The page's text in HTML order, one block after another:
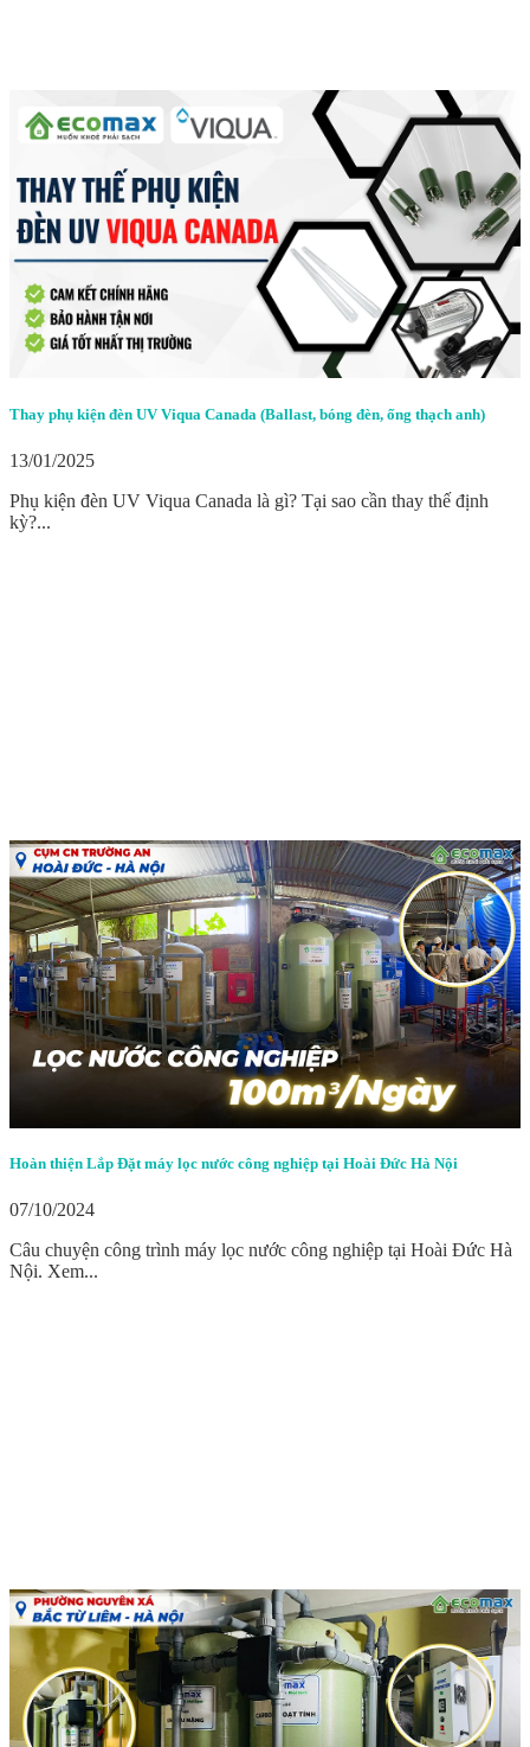
Thay phụ kiện đèn UV Viqua Canada (Ballast, bóng đèn, ống thạch anh)
13/01/2025
Phụ kiện đèn UV Viqua Canada là gì? Tại sao cần thay thế định
kỳ?...
Hoàn thiện Lắp Đặt máy lọc nước công nghiệp tại Hoài Đức Hà Nội
07/10/2024
Câu chuyện công trình máy lọc nước công nghiệp tại Hoài Đức Hà
Nội. Xem...